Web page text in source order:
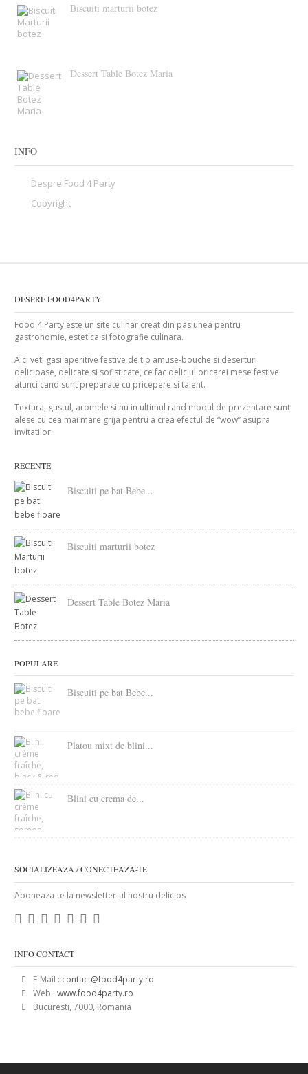
Biscuiti marturii botez
Dessert Table Botez Maria
INFO
Despre Food 4 Party
Copyright
DESPRE FOOD4PARTY
Food 4 Party este un site culinar creat din pasiunea pentru
gastronomie, estetica si fotografie culinara.
Aici veti gasi aperitive festive de tip amuse-bouche si deserturi
delicioase, delicate si sofisticate, ce fac deliciul oricarei mese festive
atunci cand sunt preparate cu pricepere si talent.
Textura, gustul, aromele si nu in ultimul rand modul de prezentare sunt
alese cu cea mai mare grija pentru a crea efectul de “wow” asupra
invitatilor.
RECENTE
Biscuiti pe bat Bebe...
Biscuiti marturii botez
Dessert Table Botez Maria
POPULARE
Biscuiti pe bat Bebe...
Platou mixt de blini...
Blini cu crema de...
SOCIALIZEAZA / CONECTEAZA-TE
Aboneaza-te la newsletter-ul nostru delicios
INFO CONTACT
E-Mail : contact@food4party.ro
Web :www.food4party.ro
Bucuresti, 7000, Romania